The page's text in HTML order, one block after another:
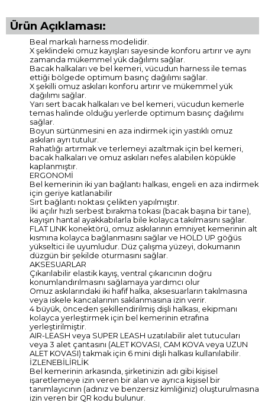
Ürün Açıklaması:
Beal markalı harness modelidir.
X şeklindeki omuz kayışları sayesinde konforu artırır ve aynı
zamanda mükemmel yük dağılımı sağlar.
Bacak halkaları ve bel kemeri, vücudun harness ile temas
ettiği bölgede optimum basınç dağılımı sağlar.
X şekilli omuz askıları konforu artırır ve mükemmel yük
dağılımı sağlar.
Yarı sert bacak halkaları ve bel kemeri, vücudun kemerle
temas halinde olduğu yerlerde optimum basınç dağılımı
sağlar.
Boyun sürtünmesini en aza indirmek için yastıklı omuz
askıları ayrı tutulur.
Rahatlığı artırmak ve terlemeyi azaltmak için bel kemeri,
bacak halkaları ve omuz askıları nefes alabilen köpükle
kaplanmıştır.
ERGONOMİ
Bel kemerinin iki yan bağlantı halkası, engeli en aza indirmek
için geriye katlanabilir
Sırt bağlantı noktası çelikten yapılmıştır.
İki açılır hızlı serbest bırakma tokası (bacak başına bir tane),
kayışın hantal ayakkabılarla bile kolayca takılmasını sağlar.
FLAT LINK konektörü, omuz askılarının emniyet kemerinin alt
kısmına kolayca bağlanmasını sağlar ve HOLD UP göğüs
yükseltici ile uyumludur. Düz çalışma yüzeyi, dokumanın
düzgün bir şekilde oturmasını sağlar.
AKSESUARLAR
Çıkarılabilir elastik kayış, ventral çıkarıcının doğru
konumlandırılmasını sağlamaya yardımcı olur
Omuz askılarındaki iki hafif halka, aksesuarların takılmasına
veya iskele kancalarının saklanmasına izin verir.
4 büyük, önceden şekillendirilmiş dişli halkası, ekipmanı
kolayca yerleştirmek için bel kemerinin etrafına
yerleştirilmiştir.
AIR-LEASH veya SUPER LEASH uzatılabilir alet tutucuları
veya 3 alet çantasını (ALET KOVASI, CAM KOVA veya UZUN
ALET KOVASI) takmak için 6 mini dişli halkası kullanılabilir.
İZLENEBİLİRLİK
Bel kemerinin arkasında, şirketinizin adı gibi kişisel
işaretlemeye izin veren bir alan ve ayrıca kişisel bir
tanımlayıcının (adınız ve benzersiz kimliğiniz) oluşturulmasına
izin veren bir QR kodu bulunur.